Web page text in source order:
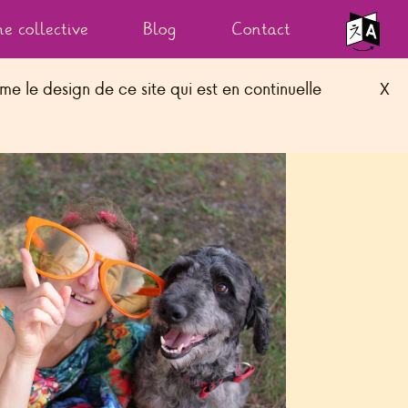
collective Blog Contact
X
le design de ce site qui est en continuelle